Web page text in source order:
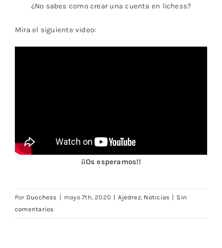
¿No sabes como crear una cuenta en lichess?
Mira el siguiente video:
¡¡Os esperamos!!
Por Duochess | mayo 7th, 2020 | Ajedrez, Noticias | Sin
comentarios